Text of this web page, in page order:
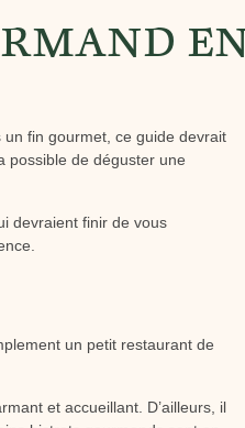
EN
un fin gourmet, ce guide devrait
possible de déguster une
devraient finir de vous
un petit restaurant de
et accueillant. D’ailleurs, il